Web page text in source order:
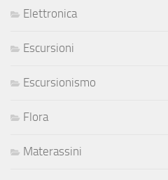
Elettronica
Escursioni
Escursionismo
Flora
Materassini